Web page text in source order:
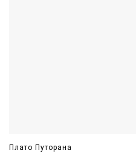
Плато Путорана